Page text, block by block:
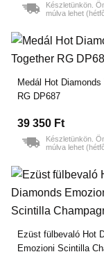
Készletünkön.
múlva lehet
Medál Hot Diamonds
RG DP687
39 350 Ft
Készletünkön.
múlva lehet
Ezüst fülbevaló Hot
Emozioni Scintilla